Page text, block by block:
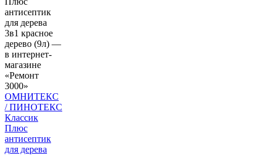
ОМНИТЕКС
/ ПИНОТЕКС
Классик
Плюс
антисептик
для дерева